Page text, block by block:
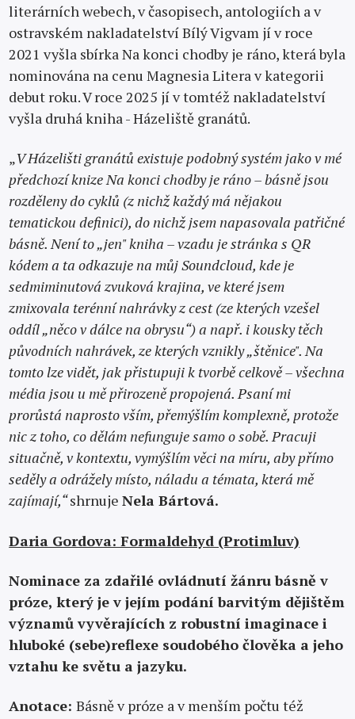
literárních webech, v časopisech, antologiích a v
ostravském nakladatelství Bílý Vigvam jí v roce
2021 vyšla sbírka Na konci chodby je ráno, která byla
nominována na cenu Magnesia Litera v kategorii
debut roku. V roce 2025 jí v tomtéž nakladatelství
vyšla druhá kniha - Házeliště granátů.
„V Házelišti granátů existuje podobný systém jako v mé
předchozí knize Na konci chodby je ráno – básně jsou
rozděleny do cyklů (z nichž každý má nějakou
tematickou definici), do nichž jsem napasovala patřičné
básně. Není to „jen" kniha – vzadu je stránka s QR
kódem a ta odkazuje na můj Soundcloud, kde je
sedmiminutová zvuková krajina, ve které jsem
zmixovala terénní nahrávky z cest (ze kterých vzešel
oddíl „něco v dálce na obrysu“) a např. i kousky těch
původních nahrávek, ze kterých vznikly „štěnice". Na
tomto lze vidět, jak přistupuji k tvorbě celkově – všechna
média jsou u mě přirozeně propojená. Psaní mi
prorůstá naprosto vším, přemýšlím komplexně, protože
nic z toho, co dělám nefunguje samo o sobě. Pracuji
situačně, v kontextu, vymýšlím věci na míru, aby přímo
seděly a odrážely místo, náladu a témata, která mě
zajímají,“shrnujeNela Bártová.
Daria Gordova: Formaldehyd (Protimluv)
Nominace za zdařilé ovládnutí žánru básně v
próze, který je v jejím podání barvitým dějištěm
významů vyvěrajících z robustní imaginace i
hluboké (sebe)reflexe soudobého člověka a jeho
vztahu ke světu a jazyku.
Anotace:Básně v próze a v menším počtu též